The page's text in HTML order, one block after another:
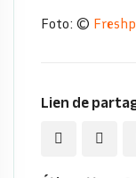
Foto: ©
Lien de